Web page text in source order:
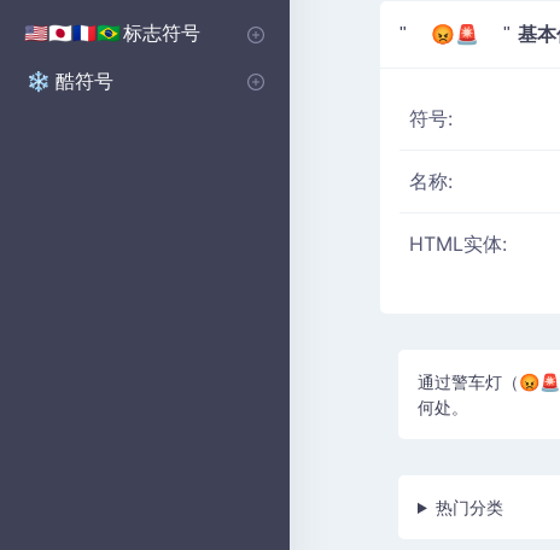
" 😡🚨 " 基
符号:
名称:
HTML实体:
通过警车灯（
何处。
热门分类
♈ 西部十二生肖符号
🇺🇸🇯🇵🇫🇷🇧🇷标志符号
の 国家符号
🇺🇸🇬🇧🇨🇳
❄️ 酷符号